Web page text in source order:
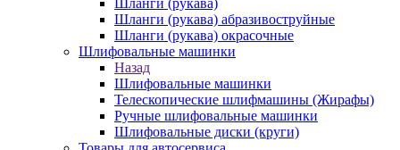
Шланги (рукава)
Шланги (рукава) абразивоструйные
Шланги (рукава) окрасочные
Шлифовальные машинки
Назад
Шлифовальные машинки
Телескопические шлифмашины (Жирафы)
Ручные шлифовальные машинки
Шлифовальные диски (круги)